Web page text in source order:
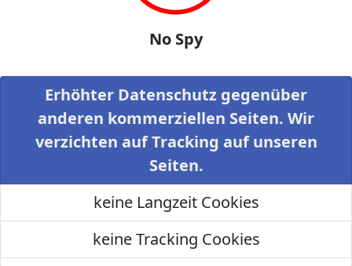
No Spy
Erhöhter Datenschutz gegenüber
anderen kommerziellen Seiten. Wir
verzichten auf Tracking auf unseren
Seiten.
keine Langzeit Cookies
keine Tracking Cookies